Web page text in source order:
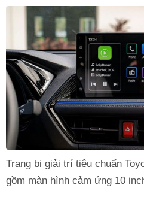
Trang bị giải trí tiêu chuẩn
gồm màn hình cảm ứng 10